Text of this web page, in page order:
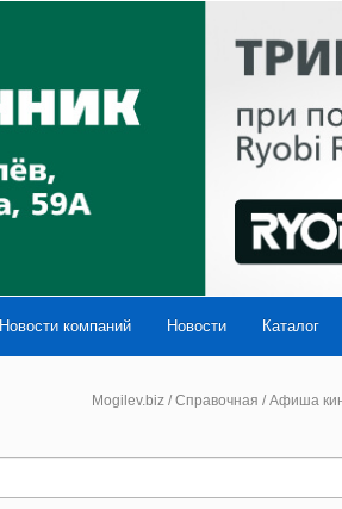
Новости компаний Новости Каталог
Mogilev.biz / Справочная / Афиша